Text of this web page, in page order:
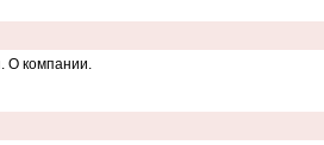
О компании.